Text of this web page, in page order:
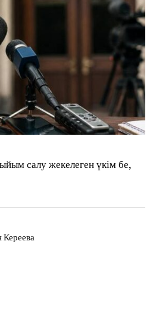
салу жекелеген үкім бе,